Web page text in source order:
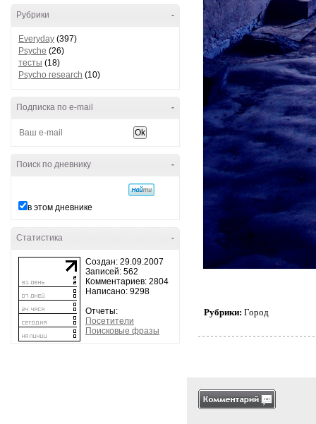
-
Рубрики
Everyday (397)
Psyche (26)
тесты (18)
Psycho research (10)
-
Подписка по e-mail
-
Поиск по дневнику
в этом дневнике
-
Статистика
Создан: 29.09.2007
Записей: 562
Комментариев: 2804
Написано: 9298
Отчеты:
Посетители
Поисковые фразы
Рубрики: Город